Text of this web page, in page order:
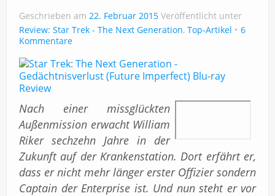
Geschrieben am 22. Februar 2015 Veröffentlicht unter
Review: Star Trek - The Next Generation, Top-Artikel
6
Kommentare
Nach einer missglückten
Außenmission erwacht William
Riker sechzehn Jahre in der
Zukunft auf der Krankenstation. Dort erfährt er,
dass er nicht mehr länger erster Offizier sondern
Captain der Enterprise ist. Und nun steht er vor